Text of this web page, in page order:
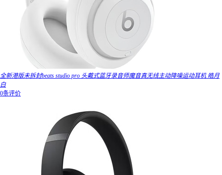
全新港版未拆封beats studio pro 头戴式蓝牙录音师魔音真无线主动降噪运动耳机 皓月
白
0条评价